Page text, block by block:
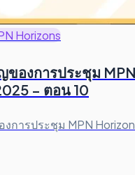
Horizons
องการประชุม
– ตอน 10
การประชุม MPN